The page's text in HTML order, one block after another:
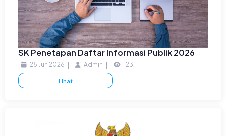
SK Penetapan Daftar Informasi Publik 2026
25 Jun 2026 Admin 123
Lihat